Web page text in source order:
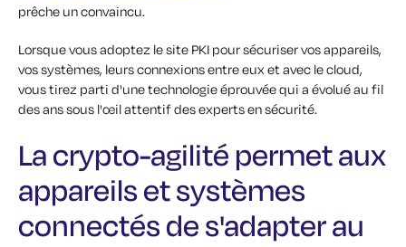
prêche un convaincu.
Lorsque vous adoptez le site PKI pour sécuriser vos appareils,
vos systèmes, leurs connexions entre eux et avec le cloud,
vous tirez parti d'une technologie éprouvée qui a évolué au fil
des ans sous l'œil attentif des experts en sécurité.
La crypto-agilité permet aux
appareils et systèmes
connectés de s'adapter au